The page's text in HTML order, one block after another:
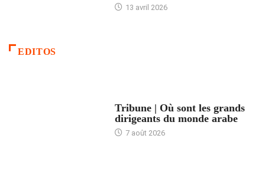
13 avril 2026
EDITOS
Tribune | Où sont les grands
dirigeants du monde arabe
7 août 2026